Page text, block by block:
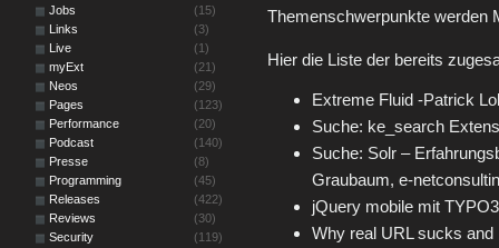
Themenschwerpunkte werden
Hier die Liste der bereits
Extreme Fluid -Patrick
Suche: ke_search
Suche: Solr –
Graubaum, e-
jQuery mobile mit
Why real URL sucks
Jobs
(15)
Links
(3)
Live
(1)
myExt
(21)
Neos
(29)
Pages
(123)
Performance
(20)
Podcast
(140)
Presse
(8)
Programming
(45)
Releases
(422)
Reviews
(30)
Security
(119)